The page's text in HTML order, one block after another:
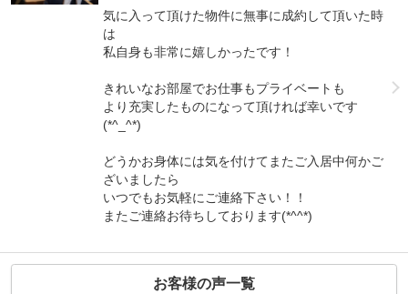
気に入って頂けた物件に無事に成約して頂いた時
は
私自身も非常に嬉しかったです！
きれいなお部屋でお仕事もプライベートも
より充実したものになって頂ければ幸いです
(*^_^*)
どうかお身体には気を付けてまたご入居中何かご
ざいましたら
いつでもお気軽にご連絡下さい！！
またご連絡お待ちしております(*^^*)
お客様の声一覧